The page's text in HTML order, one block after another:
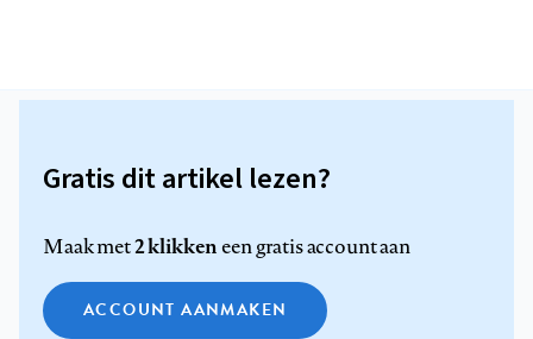
Gratis dit artikel lezen?
Maak met2 klikkeneen gratis account aan
ACCOUNT AANMAKEN